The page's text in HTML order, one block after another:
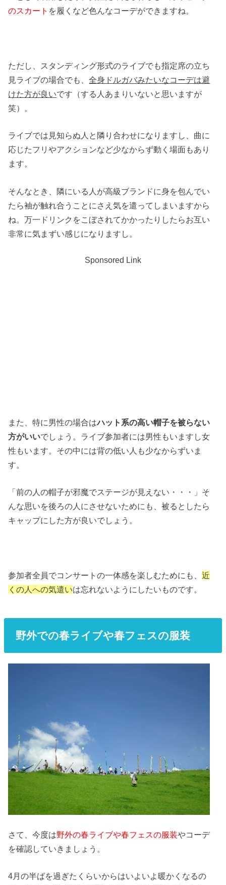
のスカート を履くなど色んなコーデができますね。
ただし、スタンディング形式のライブでも指定席の立ち
見ライブの場合でも、全身ドルガバみたいなコーデは避
けた方が良いです（する人あまりいないと思いますが
笑）。
ライブでは見知らぬ人と隣り合わせになりますし、曲に
応じたフリやアクションなど少なからず動く場面もあり
ます。
そんなとき、隣にいる人が高級ブランドに身を包んでい
たら袖が触れ合うことにさえ気を遣ってしまいますから
ね。万一ドリンクをこぼされてかかったりしたらお互い
非常に気まずい感じになりますし。
Sponsored Link
また、特に男性の場合はハット系の高い帽子を被らない
方がいいでしょう。ライブ参加者には男性もいますし女
性もいます。その中には背の低い人も少なからずいま
す。
「前の人の帽子が邪魔でステージが見えない・・・」そ
んな思いを後ろの人にさせないためにも、被るとしたら
キャップにした方が良いでしょう。
参加者全員でコンサートの一体感を楽しむためにも、近
くの人への気遣いは忘れないようにしたいものです。
野外での春ライブや春フェスの服装
さて、今度は野外の春ライブや春フェスの服装やコーデ
を確認していきましょう。
4月の半ばを過ぎたくらいからはいよいよ暖かくなるの